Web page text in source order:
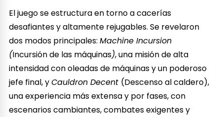
El juego se estructura en torno a cacerías
desafiantes y altamente rejugables. Se revelaron
dos modos principales:Machine Incursion
(Incursión de las máquinas), una misión de alta
intensidad con oleadas de máquinas y un poderoso
jefe final, yCauldron Decent (Descenso al caldero),
una experiencia más extensa y por fases, con
escenarios cambiantes, combates exigentes y